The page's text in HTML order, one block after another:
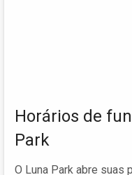
Horários de
Park
O Luna Park abre suas